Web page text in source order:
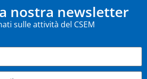
nostra newsletter
sulle attività del CSEM